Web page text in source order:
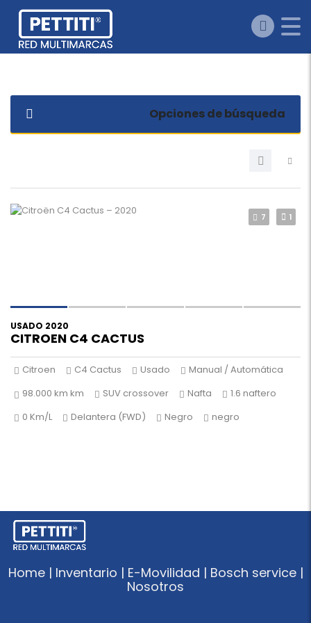
Opciones de búsqueda
7 1
USADO 2020
CITROEN C4 CACTUS
Citroen C4 Cactus Usado
Manual / Automática
98.000 km km
SUV crossover Nafta
1.6 naftero
0 Km/L
Delantera (FWD) Negro negro
Home | Inventario | E-Movilidad | Bosch service |
Nosotros